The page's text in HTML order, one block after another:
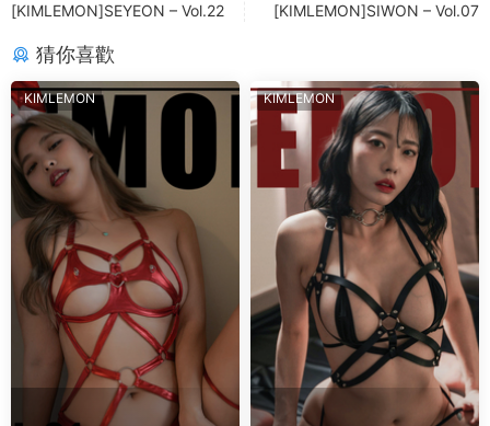
[KIMLEMON]SEYEON – Vol.22 [KIMLEMON]SIWON – Vol.07
猜你喜歡
KIMLEMON KIMLEMON